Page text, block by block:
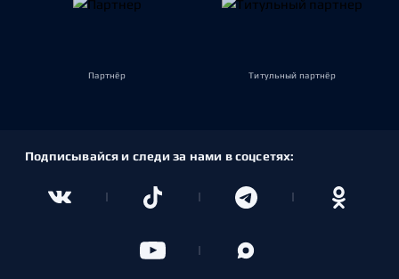
Партнёр Титульный партнёр
Подписывайся и следи за нами в соцсетях: